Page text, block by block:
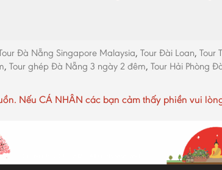
Đà Nẵng Singapore Malaysia, Tour Đài Loan, Tour
, Tour ghép Đà Nẵng 3 ngày 2 đêm, Tour Hải Phòng
Nếu CÁ NHÂN các bạn cảm thấy phiền vui